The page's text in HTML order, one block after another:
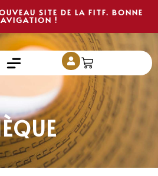
SITE DE LA FITF. BONNE
!